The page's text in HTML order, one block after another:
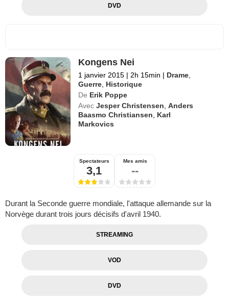
DVD
Kongens Nei
1 janvier 2015 | 2h 15min | Drame
Guerre Historique
De Erik Poppe
Avec Jesper Christensen ,Anders
Baasmo Christiansen
Karl
Markovics
Spectateurs
3,1
Mes amis
--
Durant la Seconde guerre mondiale, l'attaque allemande sur la
Norvège durant trois jours décisifs d'avril 1940.
STREAMING
VOD
DVD